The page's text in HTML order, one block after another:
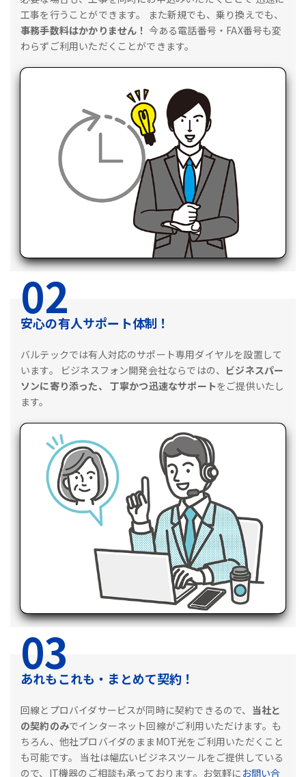
工事を行うことができます。
また新規でも、乗り換えでも、
事務手数料はかかりません！ 今ある電話番号・FAX番号も変
わらずご利用いただくことができます。
02
安心の有人サポート体制！
バルテックでは有人対応のサポート専用ダイヤルを設置して
います。
ビジネスフォン開発会社ならではの、 ビジネスパー
ソンに寄り添った、 丁寧かつ迅速なサポートをご提供いたし
ます。
03
あれもこれも・まとめて契約！
回線とプロバイダサービスが同時に契約できるので、 当社と
の契約のみでインターネット回線がご利用いただけます。も
ちろん、他社プロバイダのままMOT光をご利用いただくこと
も可能です。
当社は幅広いビジネスツールをご提供している
ので、IT機器のご相談も承っております。お気軽に お問い合